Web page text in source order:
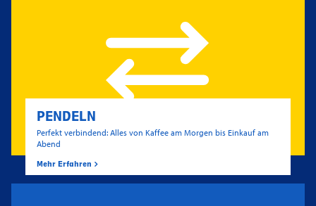
PENDELN
Perfekt verbindend: Alles von Kaffee am Morgen bis Einkauf am
Abend
Mehr Erfahren